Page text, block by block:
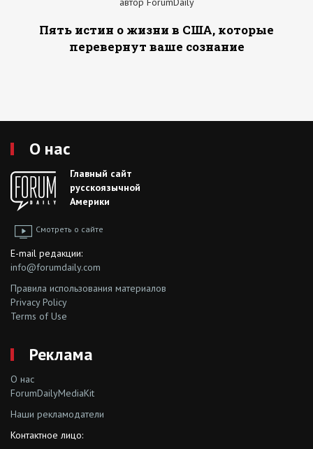
Пять истин о жизни в США, которые
перевернут ваше сознание
О нас
Главный сайт
русскоязычной
Америки
Смотреть о сайте
E-mail редакции:
info@forumdaily.com
Правила использования материалов
Privacy Policy
Terms of Use
Реклама
О нас
ForumDailyMediaKit
Наши рекламодатели
Контактное лицо: